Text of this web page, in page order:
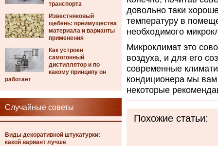
транспорта
Известняковый
щебень: преимущества
материала и варианты
применения
Как устроен
самогонный
дистиллятор и по
какому принципу он
работает
Случайные советы
Виды декоративной штукатурки:
какой вариант лучше
довольно таки
температуру в
необходимого
Микроклимат это
воздуха, и для его
современные
кондиционера мы
некоторые
Похожие статьи: